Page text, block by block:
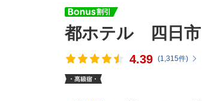
都ホテル 四日市
4.39 (1,315件)